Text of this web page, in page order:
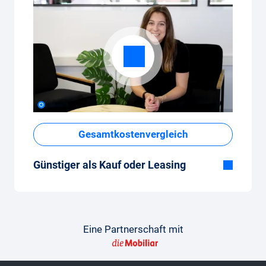
Gesamtkostenvergleich
Günstiger als Kauf oder Leasing
Leasing oder Neuwagenkauf tief.
So gelingt der Vergleich
Damit der Vergleich gelingt, findest du hier
Eine Partnerschaft mit